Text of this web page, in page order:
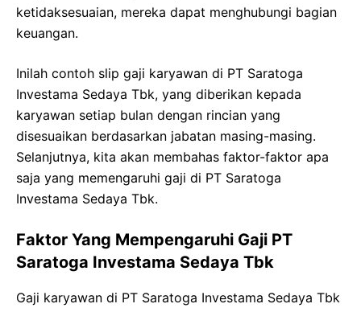
ketidaksesuaian, mereka dapat menghubungi bagian
keuangan.
Inilah contoh slip gaji karyawan di PT Saratoga
Investama Sedaya Tbk, yang diberikan kepada
karyawan setiap bulan dengan rincian yang
disesuaikan berdasarkan jabatan masing-masing.
Selanjutnya, kita akan membahas faktor-faktor apa
saja yang memengaruhi gaji di PT Saratoga
Investama Sedaya Tbk.
Faktor Yang Mempengaruhi Gaji PT
Saratoga Investama Sedaya Tbk
Gaji karyawan di PT Saratoga Investama Sedaya Tbk